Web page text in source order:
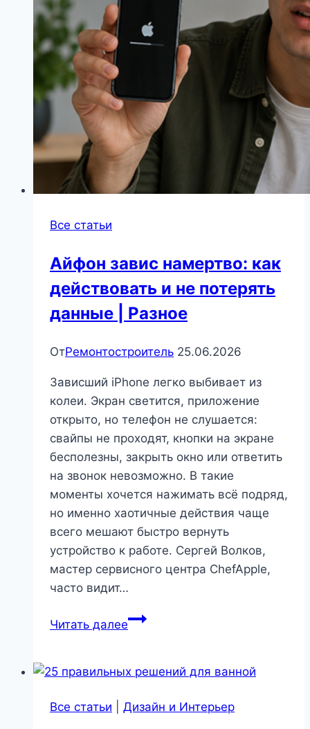
Все статьи
Айфон завис намертво: как
действовать и не потерять
данные | Разное
ОтРемонтостроитель 25.06.2026
Зависший iPhone легко выбивает из
колеи. Экран светится, приложение
открыто, но телефон не слушается:
свайпы не проходят, кнопки на экране
бесполезны, закрыть окно или ответить
на звонок невозможно. В такие
моменты хочется нажимать всё подряд,
но именно хаотичные действия чаще
всего мешают быстро вернуть
устройство к работе. Сергей Волков,
мастер сервисного центра ChefApple,
часто видит…
Читать далееАйфон
как
и
Все статьи Дизайн и Интерьер